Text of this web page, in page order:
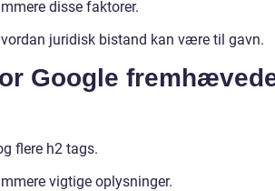
disse faktorer.
juridisk bistand kan være til gavn.
Google
flere h2 tags.
vigtige oplysninger.